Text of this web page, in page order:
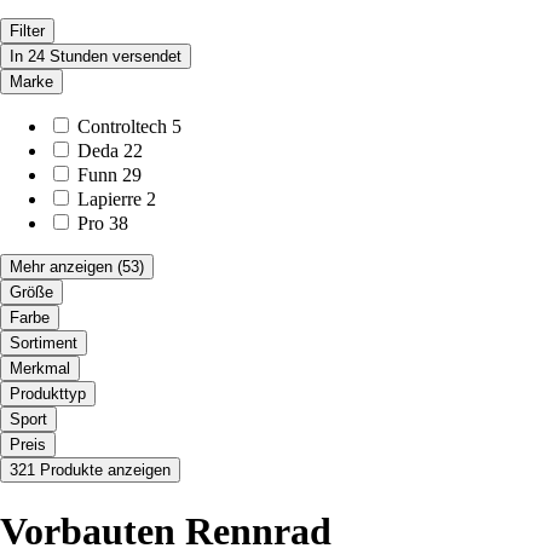
Filter
In 24 Stunden versendet
Marke
Controltech 5
Deda 22
Funn 29
Lapierre 2
Pro 38
Mehr anzeigen (53)
Größe
Farbe
Sortiment
Merkmal
Produkttyp
Sport
Preis
321 Produkte anzeigen
Vorbauten Rennrad